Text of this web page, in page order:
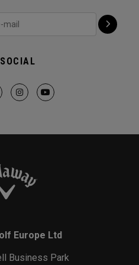
Europe Ltd
Business Park